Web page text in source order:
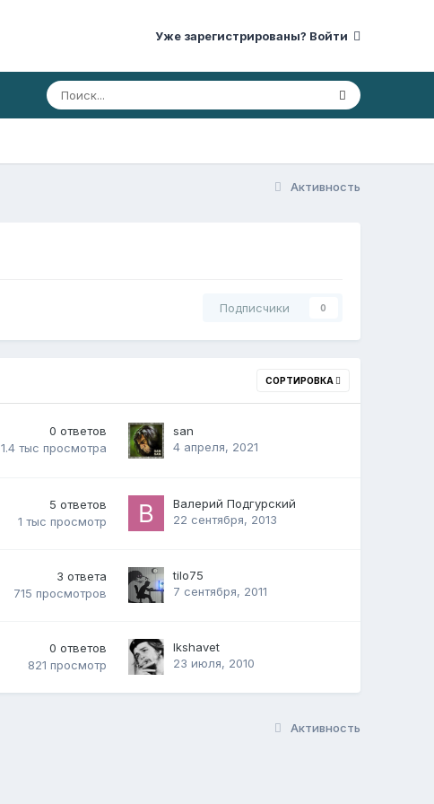
Уже зарегистрированы? Войти
Активность
Подписчики 0
СОРТИРОВКА
0 ответов
1.4 тыс просмотра
san
4 апреля, 2021
5 ответов
1 тыс просмотр
Валерий Подгурский
22 сентября, 2013
3 ответа
715 просмотров
tilo75
7 сентября, 2011
0 ответов
821 просмотр
Ikshavet
23 июля, 2010
Активность